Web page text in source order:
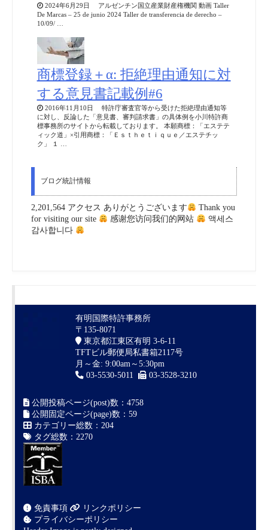
2024年6月29日 アルゼンチン国立産業財産権機関 動画 Taller
De Marcas – 25 de junio 2024 Taller de transferencia de derecho –
10/09/ …
商標登録＋α: 拒絶理由通知に対
する意見書記載例#6
2016年11月10日 特許庁審査官等から受けた拒絶理由通知等
に対し、反論した「意見書、審判請求書」の具体例を小川特許商
標事務所のサイトから転載しております。 本願商標：「エステテ
ィック道」×引用商標：「Ｅｓｔｈｅｔｉｑｕｅ／エステチッ
ク」 １ …
ブログ統計情報
2,201,564 アクセス ありがとうございます
Thank you
for visiting our site
感谢您访问我们的网站
액세스
감사합니다
有明国際特許事務所
〒135-8071
東京都江東区有明 3-6-11
TFTビル郵便局私書箱2117号
月～金: 9:00am～5:30pm
03-5530-5011
03-3528-3210
公開投稿ページ(post)数：4758
公開固定ページ(page)数：59
カテゴリー総数：204
タグ総数：2270
免責事項
リンクポリシー
プライバシーポリシー